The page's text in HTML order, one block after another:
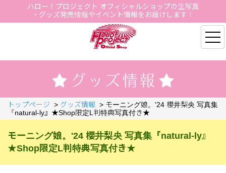
ハロー！プロジェクト オフィシャルショップの生写真
・グッズ発売情報やイベント情報をお届けします！
Hello Project Official
トップページ > グッズ情報 > モーニング娘。'24 櫻井梨央 写真集
『natural-ly』★Shop限定L判特典写真付き★
モーニング娘。'24 櫻井梨央 写真集『natural-ly』
★Shop限定L判特典写真付き★